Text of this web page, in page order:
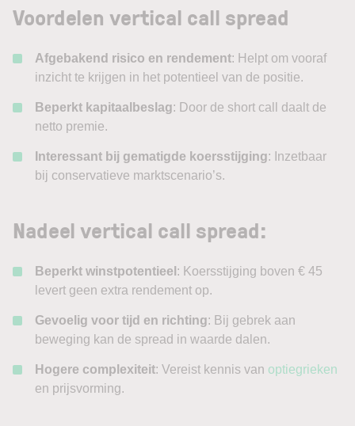
Voordelen vertical call spread
Afgebakend risico en rendement: Helpt om vooraf
inzicht te krijgen in het potentieel van de positie.
Beperkt kapitaalbeslag: Door de short call daalt de
netto premie.
Interessant bij gematigde koersstijging: Inzetbaar
bij conservatieve marktscenario’s.
Nadeel vertical call spread:
Beperkt winstpotentieel : Koersstijging boven € 45
levert geen extra rendement op.
Gevoelig voor tijd en richting: Bij gebrek aan
beweging kan de spread in waarde dalen.
Hogere complexiteit: Vereist kennis van optiegrieken
en prijsvorming.